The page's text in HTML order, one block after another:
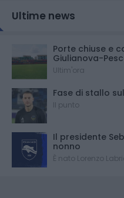
Ultime news
Porte chiuse e
Giulianova-
Ultim'ora
Fase di stallo
Il punto
Il presidente
nonno
È nato Lorenzo